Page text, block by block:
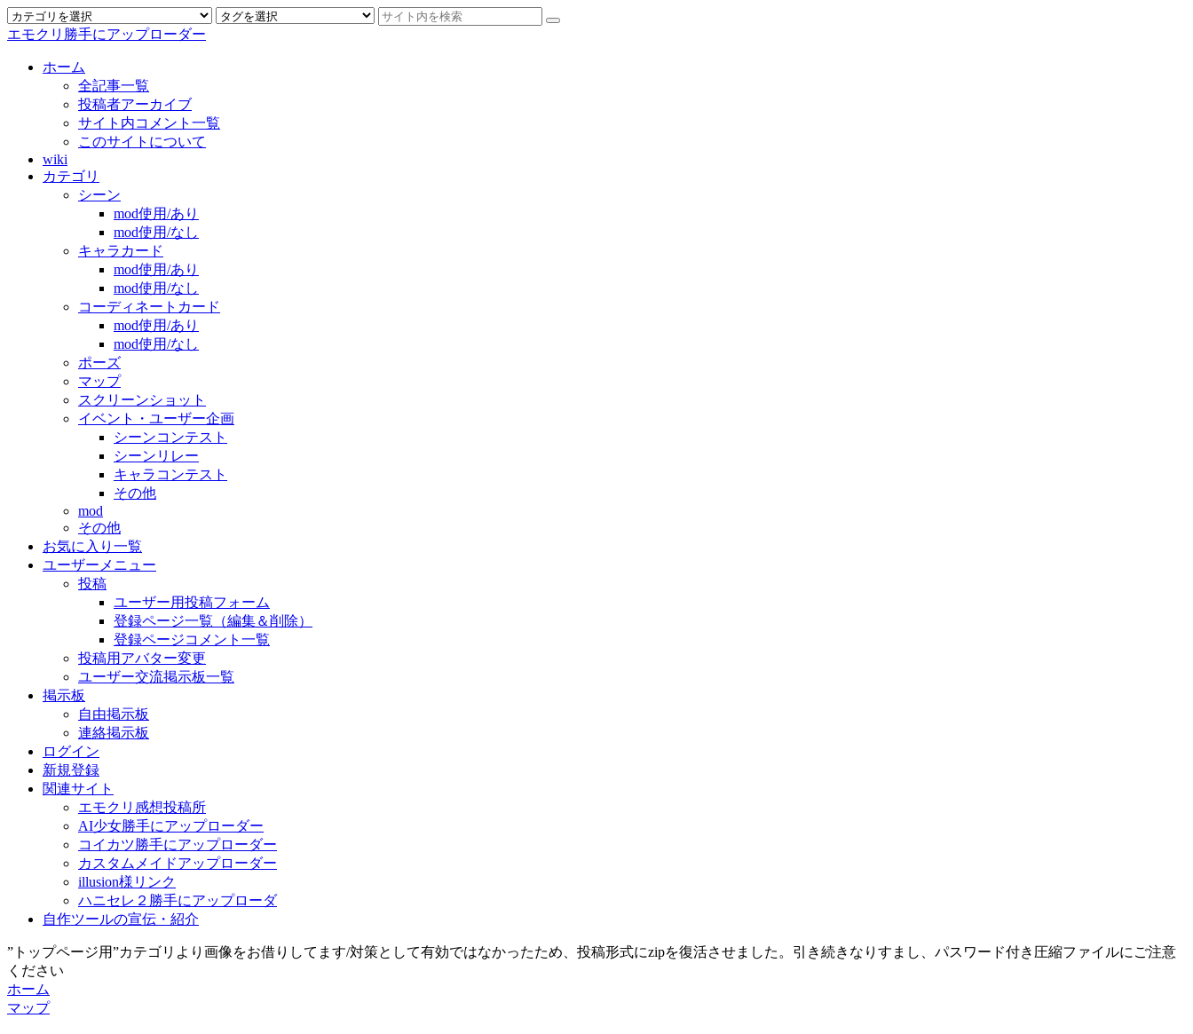
エモクリ勝手にアップローダー
ホーム
全記事一覧
投稿者アーカイブ
サイト内コメント一覧
このサイトについて
wiki
カテゴリ
シーン
mod使用/あり
mod使用/なし
キャラカード
mod使用/あり
mod使用/なし
コーディネートカード
mod使用/あり
mod使用/なし
ポーズ
マップ
スクリーンショット
イベント・ユーザー企画
シーンコンテスト
シーンリレー
キャラコンテスト
その他
mod
その他
お気に入り一覧
ユーザーメニュー
投稿
ユーザー用投稿フォーム
登録ページ一覧（編集＆削除）
登録ページコメント一覧
投稿用アバター変更
ユーザー交流掲示板一覧
掲示板
自由掲示板
連絡掲示板
ログイン
新規登録
関連サイト
エモクリ感想投稿所
AI少女勝手にアップローダー
コイカツ勝手にアップローダー
カスタムメイドアップローダー
illusion様リンク
ハニセレ２勝手にアップローダ
自作ツールの宣伝・紹介
”トップページ用”カテゴリより画像をお借りしてます/対策として有効ではなかったため、投稿形式にzipを復活させました。引き続きなりすまし、パスワード付き圧縮ファイルにご注意
ください
ホーム
マップ